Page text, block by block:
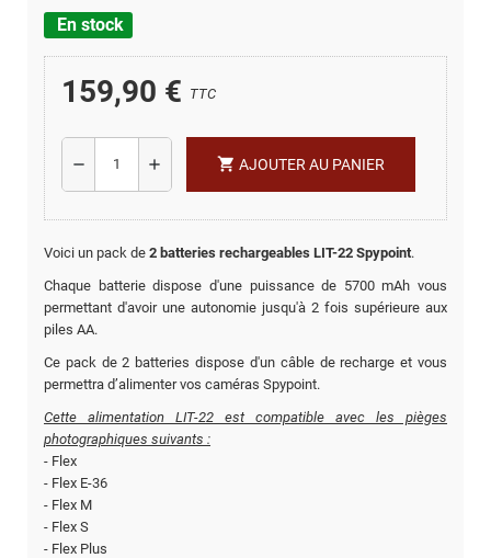
En stock
159,90 € TTC
remove add shopping_cart AJOUTER AU PANIER
Voici un pack de 2 batteries rechargeables LIT-22 Spypoint.
Chaque batterie dispose d'une puissance de 5700 mAh vous
permettant d'avoir une autonomie jusqu'à 2 fois supérieure aux
piles AA.
Ce pack de 2 batteries dispose d'un câble de recharge et vous
permettra d’alimenter vos caméras Spypoint.
Cette alimentation LIT-22 est compatible avec les pièges
photographiques suivants :
- Flex
- Flex E-36
- Flex M
- Flex S
- Flex Plus